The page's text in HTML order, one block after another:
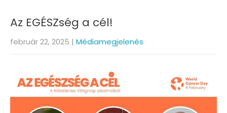
Az EGÉSZség a cél!
február 22, 2025 | Médiamegjelenés